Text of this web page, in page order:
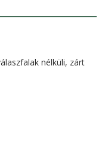
nélküli, zárt